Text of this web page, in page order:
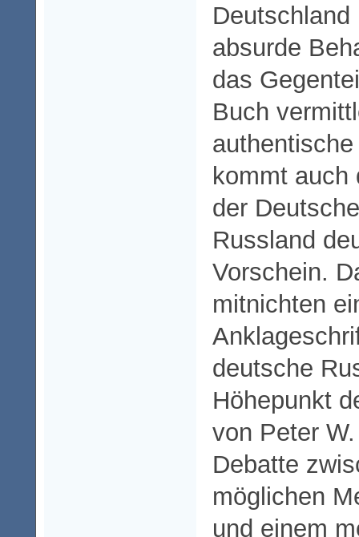
absurde
das
Buch
kommt auch
der
Russland
Vorschein.
mitnichten
deutsche
Höhepunkt
von Peter
Debatte
möglichen
und einem